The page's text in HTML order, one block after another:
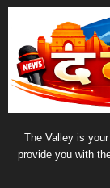
The Valley is
provide you with